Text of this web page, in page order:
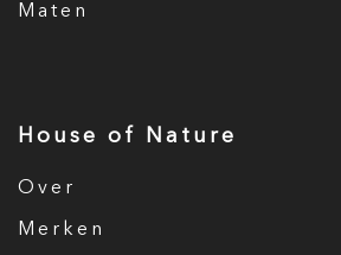
Maten
House of Nature
Over
Merken